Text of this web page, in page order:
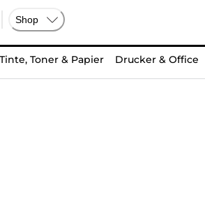
Shop
Tinte, Toner & Papier Drucker & Office